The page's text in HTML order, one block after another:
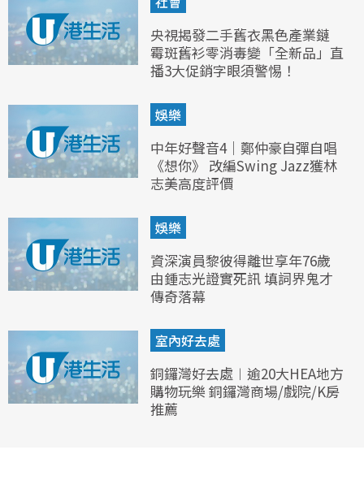
央視揭發二手舊衣黑色產業鏈
霉斑舊衫零消毒變「全新品」直
播3大促銷字眼須警惕！
娛樂
中年好聲音4｜鄭仲豪自彈自唱
《想你》 改編Swing Jazz獲林
志美高度評價
娛樂
資深演員黎彼得離世享年76歲
由鍾志光證實死訊 填詞界鬼才
傳奇落幕
室內好去處
銅鑼灣好去處︱逾20大HEA地方
購物玩樂 銅鑼灣商場/戲院/K房
推薦